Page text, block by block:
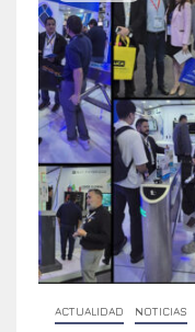
ACTUALIDAD NOTICIAS